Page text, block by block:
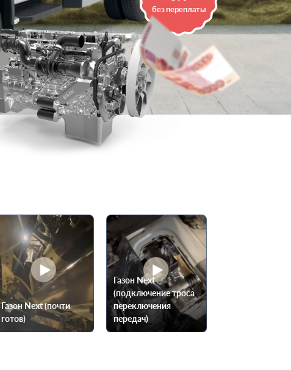
без переплаты
Газон Next (почти
готов)
Газон Next
(подключение троса
переключения
передач)